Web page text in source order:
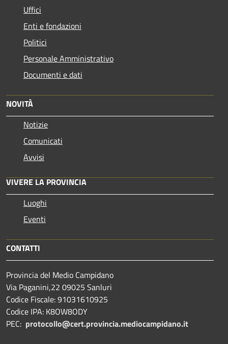
Uffici
Enti e fondazioni
Politici
Personale Amministrativo
Documenti e dati
NOVITÀ
Notizie
Comunicati
Avvisi
VIVERE LA PROVINCIA
Luoghi
Eventi
CONTATTI
Provincia del Medio Campidano
Via Paganini,22 09025 Sanluri
Codice Fiscale: 91031610925
Codice IPA: K8OW8ODY
PEC: protocollo@cert.provincia.mediocampidano.it